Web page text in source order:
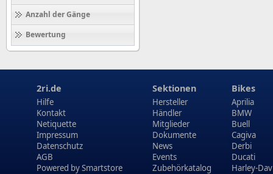
Anzahl der Gänge
Bewertung
2ri.de
Hilfe
Kontakt
Netiquette
Impressum
Datenschutz
AGB
Powered bySmartstore
Sektionen
Hersteller
Händler
Mitglieder
Dokumente
News
Events
Zubehörkatalog
Bikes
Aprilia
BMW
Buell
Cagiva
Derbi
Ducati
Harley-